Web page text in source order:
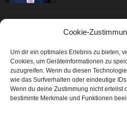
Cookie-
Um dir ein optimales Erlebnis zu bieten,
Cookies, um Geräteinformationen zu
zuzugreifen. Wenn du diesen
wie das Surfverhalten oder eindeutige
Wenn du deine Zustimmung nicht erteilst
bestimmte Merkmale und Funktionen
Events & Success
Breaking News
Aktuelles
Featured Article